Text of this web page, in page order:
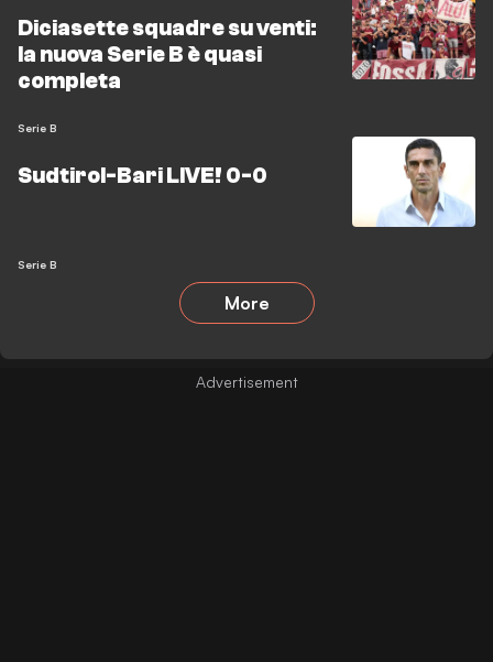
Diciasette squadre su venti:
la nuova Serie B è quasi
completa
Serie B
Sudtirol-Bari LIVE! 0-0
Serie B
More